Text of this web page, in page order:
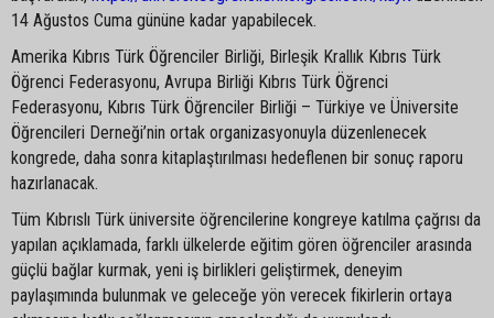
14 Ağustos Cuma gününe kadar yapabilecek.
Amerika Kıbrıs Türk Öğrenciler Birliği, Birleşik Krallık Kıbrıs Türk
Öğrenci Federasyonu, Avrupa Birliği Kıbrıs Türk Öğrenci
Federasyonu, Kıbrıs Türk Öğrenciler Birliği – Türkiye ve Üniversite
Öğrencileri Derneği’nin ortak organizasyonuyla düzenlenecek
kongrede, daha sonra kitaplaştırılması hedeflenen bir sonuç raporu
hazırlanacak.
Tüm Kıbrıslı Türk üniversite öğrencilerine kongreye katılma çağrısı da
yapılan açıklamada, farklı ülkelerde eğitim gören öğrenciler arasında
güçlü bağlar kurmak, yeni iş birlikleri geliştirmek, deneyim
paylaşımında bulunmak ve geleceğe yön verecek fikirlerin ortaya